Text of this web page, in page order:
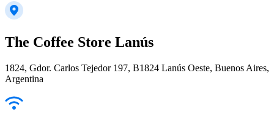
The Coffee Store Lanús
1824, Gdor. Carlos Tejedor 197, B1824 Lanús Oeste, Buenos Aires,
Argentina